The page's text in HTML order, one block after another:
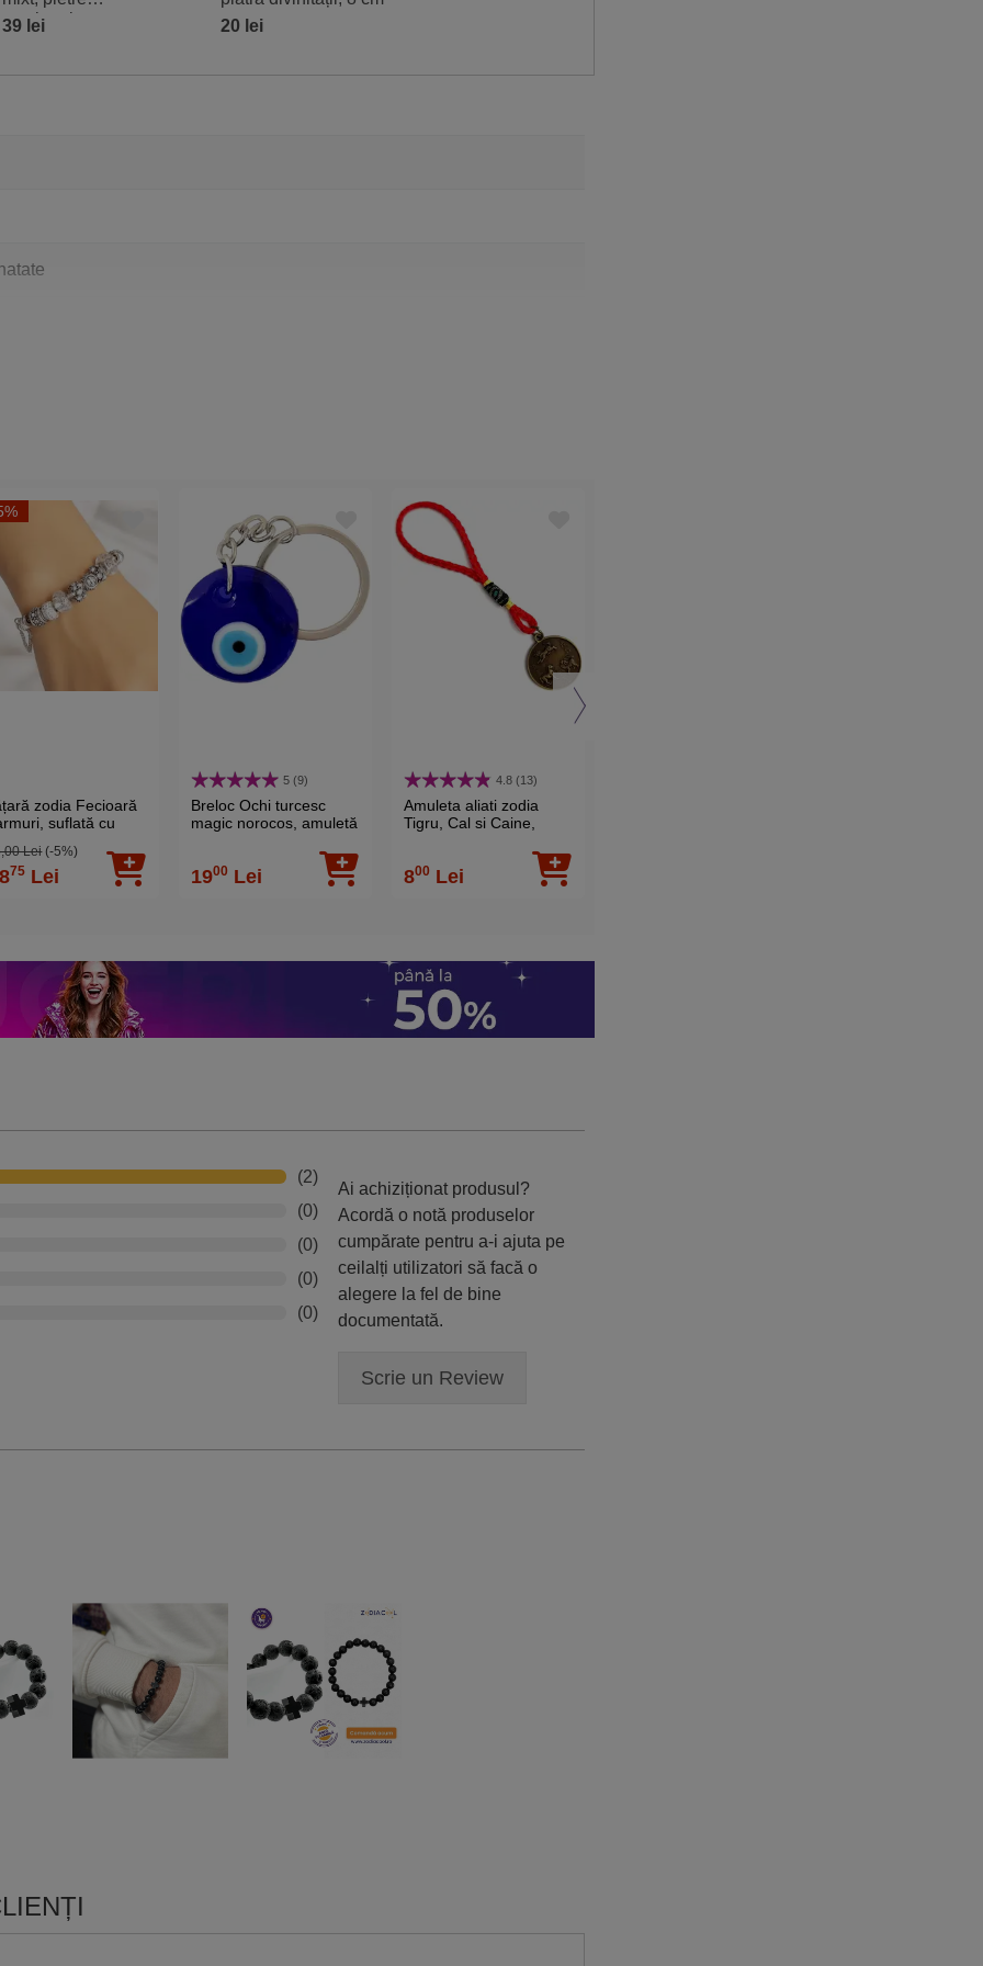
semipretioase
39 lei
20 lei
zodia Fecioară
suflată cu
în charmuri,
solid de calitate alb
Lei(-5%)
75 Lei
5 (9)
Breloc Ochi turcesc
magic norocos, amuletă
și împotriva invidiei,
albastru 7.5 cm
1900 Lei
4.8 (13)
Amuleta aliati zodia
Tigru, Cal si Caine,
800 Lei
(2)
(0)
(0)
(0)
(0)
Ai achiziționat produsul?
Acordă o notă produselor
cumpărate pentru a-i ajuta pe
ceilalți utilizatori să facă o
alegere la fel de bine
documentată.
Scrie un Review